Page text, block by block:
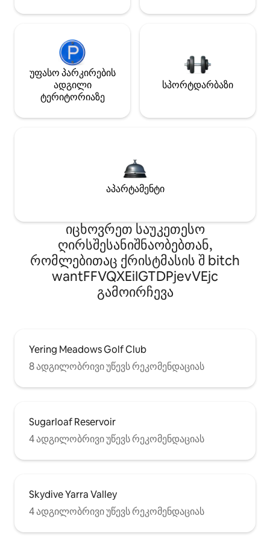
უფასო პარკირების
ადგილი
ტერიტორიაზე
სპორტდარბაზი
აპარტამენტი
იცხოვრეთ საუკეთესო
ღირსშესანიშნაობებთან,
რომლებითაც ქრისტმასის შ bitch
wantFFVQXEiIGTDPjevVEjc
გამოირჩევა
Yering Meadows Golf Club
8 ადგილობრივი უწევს რეკომენდაციას
Sugarloaf Reservoir
4 ადგილობრივი უწევს რეკომენდაციას
Skydive Yarra Valley
4 ადგილობრივი უწევს რეკომენდაციას